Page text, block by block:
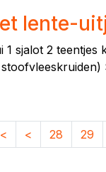
lente-
sjalot 2
< 28 29